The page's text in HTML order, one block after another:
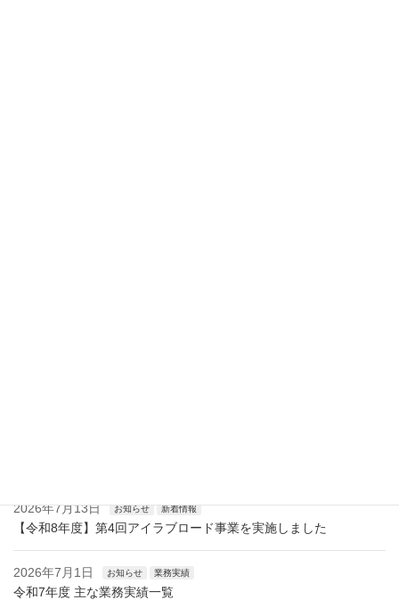
2026年7月13日 お知らせ 新着情報
【令和8年度】第4回アイラブロード事業を実施しました
2026年7月1日 お知らせ 業務実績
令和7年度 主な業務実績一覧